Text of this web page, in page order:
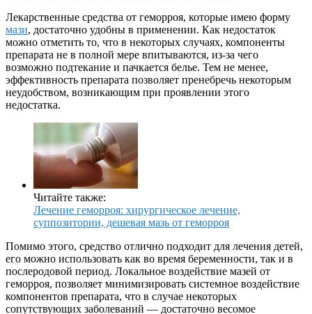
Лекарственные средства от геморроя, которые имею форму
мази, достаточно удобны в применении. Как недостаток
можно отметить то, что в некоторых случаях, компоненты
препарата не в полной мере впитываются, из-за чего
возможно подтекание и пачкается белье. Тем не менее,
эффективность препарата позволяет пренебречь некоторым
неудобством, возникающим при проявлении этого
недостатка.
Читайте также:
Лечение геморроя: хирургическое лечение,
суппозитории, дешевая мазь от геморроя
Помимо этого, средство отлично подходит для лечения детей,
его можно использовать как во время беременности, так и в
послеродовой период. Локальное воздействие мазей от
геморроя, позволяет минимизировать системное воздействие
компонентов препарата, что в случае некоторых
сопутствующих заболеваний — достаточно весомое